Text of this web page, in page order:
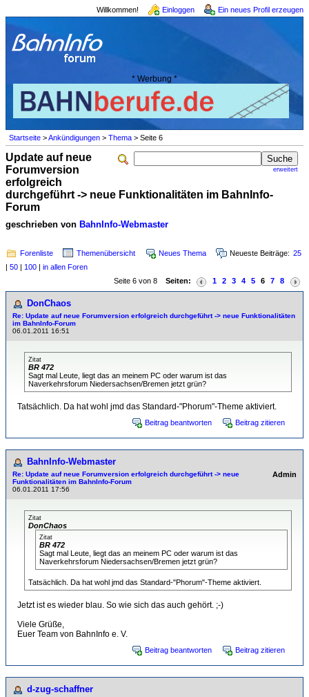
Willkommen! Einloggen Ein neues Profil erzeugen
* Werbung *
Startseite >Ankündigungen > Thema > Seite 6
erweitert
Update auf neue
Forumversion
erfolgreich
durchgeführt -> neue Funktionalitäten im BahnInfo-
Forum
geschrieben von BahnInfo-Webmaster
Forenliste Themenübersicht Neues Thema Neueste Beiträge: 25
| 50 | 100 | in allen Foren
Seite 6 von 8 Seiten: 1 2 3 4 5 6 7 8
DonChaos
Re: Update auf neue Forumversion erfolgreich durchgeführt -> neue Funktionalitäten
im BahnInfo-Forum
06.01.2011 16:51
Zitat
BR 472
Sagt mal Leute, liegt das an meinem PC oder warum ist das
Naverkehrsforum Niedersachsen/Bremen jetzt grün?
Tatsächlich. Da hat wohl jmd das Standard-"Phorum"-Theme aktiviert.
Beitrag beantworten Beitrag zitieren
BahnInfo-Webmaster
Re: Update auf neue Forumversion erfolgreich durchgeführt -> neue
Funktionalitäten im BahnInfo-Forum
06.01.2011 17:56
Admin
Zitat
DonChaos
Zitat
BR 472
Sagt mal Leute, liegt das an meinem PC oder warum ist das
Naverkehrsforum Niedersachsen/Bremen jetzt grün?
Tatsächlich. Da hat wohl jmd das Standard-"Phorum"-Theme aktiviert.
Jetzt ist es wieder blau. So wie sich das auch gehört. ;-)
Viele Grüße,
Euer Team von BahnInfo e. V.
Beitrag beantworten Beitrag zitieren
d-zug-schaffner